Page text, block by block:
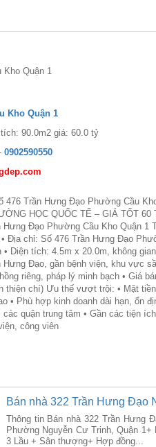
Kho Quận 1
Kho Quận 1
90.0m2 giá: 60.0 tỷ
0902590550
476 Trần Hưng Đạo Phường Cầu
HỌC QUỐC TẾ – GIÁ TỐT 60
Hưng Đạo Phường Cầu Kho Quận 1
Địa chỉ: Số 476 Trần Hưng Đạo
• Diện tích: 4.5m x 20.0m, không
Đạo, gần bệnh viện, khu vực
riêng, pháp lý minh bạch • Giá
chí) Ưu thế vượt trội: • Mặt
• Phù hợp kinh doanh dài hạn, ổn
quận trung tâm • Gần các tiện
công viên
Bán nhà 322 Trần Hưng Đạo
Thông tin Bán nhà 322 Trần Hưng
Phường Nguyễn Cư Trinh, Quận
3 Lầu + Sân thượng+ Hợp đồng...